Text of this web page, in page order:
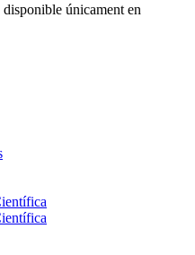
únicament en